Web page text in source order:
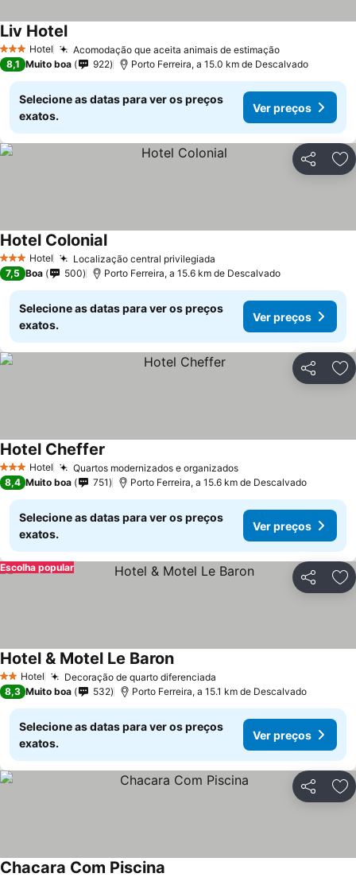
3 EstrelasHotel Acomodação que aceita animais de estimaçãoVer preços
Liv HotelVer preços
8,1 Muito boa 922 Porto Ferreira, a 15.0 km de Descalvado
Selecione as datas para ver os preços
exatos.
Ver preços
Partilhar
3 EstrelasHotel Localização central privilegiada
Hotel ColonialVer preços
7,5 Boa 500 Porto Ferreira, a 15.6 km de Descalvado
Selecione as datas para ver os preços
exatos.
Ver preços
Partilhar
3 EstrelasHotel Quartos modernizados e organizadosVer preços
Hotel Cheffer
8,4 Muito boa 751 Porto Ferreira, a 15.6 km de Descalvado
Selecione as datas para ver os preços
exatos.
Ver preços
Partilhar
Escolha popular
2 Estrelas
Hotel Decoração de quarto diferenciada
Hotel & Motel Le BaronVer preços
8,3 Muito boa 532 Porto Ferreira, a 15.1 km de Descalvado
Selecione as datas para ver os preços
exatos.
Ver preços
Partilhar
Chacara Com Piscina